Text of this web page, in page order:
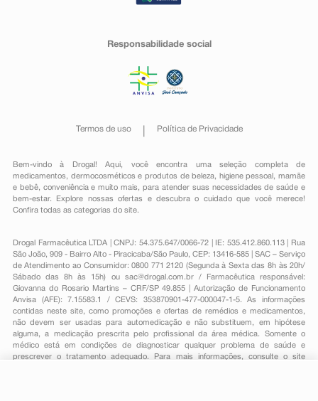
Responsabilidade social
Termos de uso Política de Privacidade
Bem-vindo à Drogal! Aqui, você encontra uma seleção completa de
medicamentos , dermocosméticos e produtos de beleza, higiene pessoal ,mamãe
e bebê, conveniênciae muito mais, para atender suas necessidades de saúde e
bem-estar. Explore nossas ofertas e descubra o cuidado que você merece!
Confira todas as categorias do site.
Drogal Farmacêutica LTDA | CNPJ: 54.375.647/0066-72 | IE: 535.412.860.113 | Rua
São João, 909 - Bairro Alto - Piracicaba/São Paulo, CEP: 13416-585 | SAC – Serviço
de Atendimento ao Consumidor: 0800 771 2120 (Segunda à Sexta das 8h às 20h/
Sábado das 8h às 15h) ou sac@drogal.com.br/ Farmacêutica responsável:
Giovanna do Rosario Martins – CRF/SP 49.855 | Autorização de Funcionamento
Anvisa (AFE): 7.15583.1 / CEVS: 353870901-477-000047-1-5. As informações
contidas neste site, como promoções e ofertas de remédios e medicamentos,
não devem ser usadas para automedicação e não substituem, em hipótese
alguma, a medicação prescrita pelo profissional da área médica. Somente o
médico está em condições de diagnosticar qualquer problema de saúde e
prescrever o tratamento adequado. Para mais informações, consulte o site